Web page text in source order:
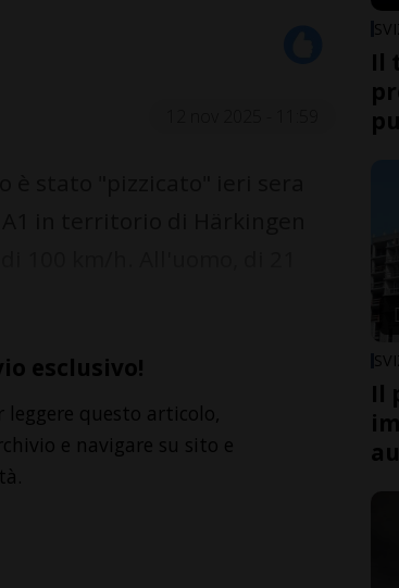
esclusivo!
leggere questo articolo,
e navigare su sito e
Il
Il